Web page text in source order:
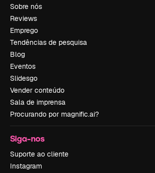
Sobre nós
Reviews
Emprego
Tendências de pesquisa
Blog
Eventos
Slidesgo
Vender conteúdo
Sala de imprensa
Procurando por magnific.ai?
Siga-nos
Suporte ao cliente
Instagram